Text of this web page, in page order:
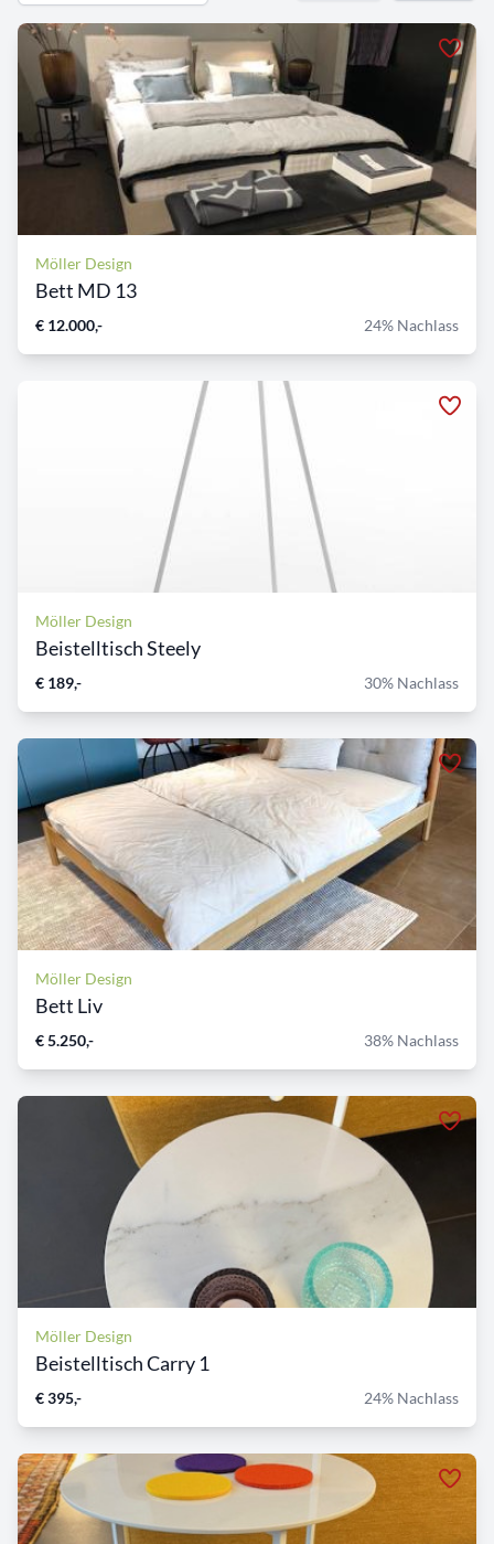
Möller Design
Bett MD 13
€ 12.000,- 24% Nachlass
Möller Design
Beistelltisch Steely
€ 189,- 30% Nachlass
Möller Design
Bett Liv
€ 5.250,- 38% Nachlass
Möller Design
Beistelltisch Carry 1
€ 395,- 24% Nachlass